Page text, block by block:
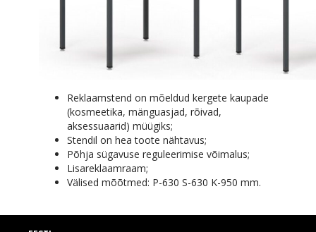
Reklaamstend on mõeldud kergete kaupade
(kosmeetika, mänguasjad, rõivad,
aksessuaarid) müügiks;
Stendil on hea toote nähtavus;
Põhja sügavuse reguleerimise võimalus;
Lisareklaamraam;
Välised mõõtmed: P-630 S-630 K-950 mm.